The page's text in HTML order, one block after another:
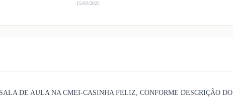
15/02/2022
DE AULA NA CMEI-CASINHA FELIZ, CONFORME DESCRIÇÃO